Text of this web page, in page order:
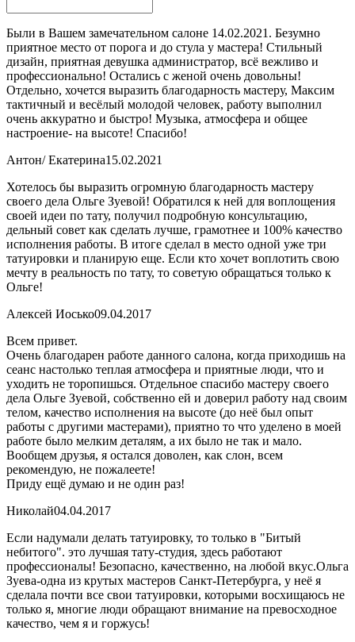
Были в Вашем замечательном салоне 14.02.2021. Безумно
приятное место от порога и до стула у мастера! Стильный
дизайн, приятная девушка администратор, всё вежливо и
профессионально! Остались с женой очень довольны!
Отдельно, хочется выразить благодарность мастеру, Максим
тактичный и весёлый молодой человек, работу выполнил
очень аккуратно и быстро! Музыка, атмосфера и общее
настроение- на высоте! Спасибо!
Антон/ Екатерина15.02.2021
Хотелось бы выразить огромную благодарность мастеру
своего дела Ольге Зуевой! Обратился к ней для воплощения
своей идеи по тату, получил подробную консультацию,
дельный совет как сделать лучше, грамотнее и 100% качество
исполнения работы. В итоге сделал в место одной уже три
татуировки и планирую еще. Если кто хочет воплотить свою
мечту в реальность по тату, то советую обращаться только к
Ольге!
Алексей Иосько09.04.2017
Всем привет.
Очень благодарен работе данного салона, когда приходишь на
сеанс настолько теплая атмосфера и приятные люди, что и
уходить не торопишься. Отдельное спасибо мастеру своего
дела Ольге Зуевой, собственно ей и доверил работу над своим
телом, качество исполнения на высоте (до неё был опыт
работы с другими мастерами), приятно то что уделено в моей
работе было мелким деталям, а их было не так и мало.
Вообщем друзья, я остался доволен, как слон, всем
рекомендую, не пожалеете!
Приду ещё думаю и не один раз!
Николай04.04.2017
Если надумали делать татуировку, то только в "Битый
небитого". это лучшая тату-студия, здесь работают
профессионалы! Безопасно, качественно, на любой вкус.Ольга
Зуева-одна из крутых мастеров Санкт-Петербурга, у неё я
сделала почти все свои татуировки, которыми восхищаюсь не
только я, многие люди обращают внимание на превосходное
качество, чем я и горжусь!